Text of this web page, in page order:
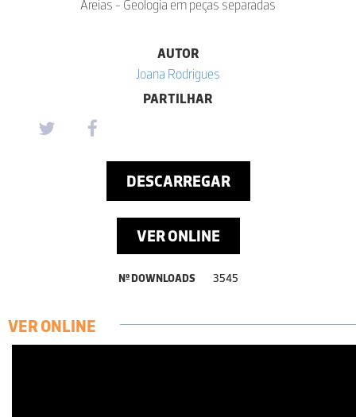
Areias - Geologia em peças separadas
AUTOR
Joana Rodrigues
PARTILHAR
DESCARREGAR
VER ONLINE
Nº DOWNLOADS 3545
VER ONLINE